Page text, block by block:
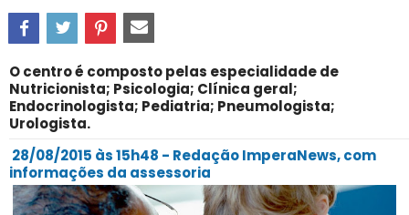
O centro é composto pelas especialidade de
Nutricionista; Psicologia; Clínica geral;
Endocrinologista; Pediatria; Pneumologista;
Urologista.
28/08/2015 às 15h48 - Redação ImperaNews, com
informações da assessoria